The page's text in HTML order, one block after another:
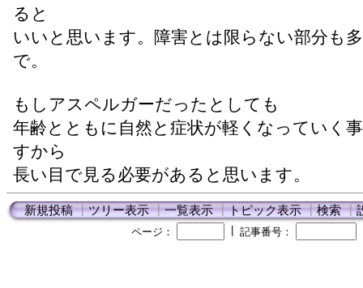
ると
いいと思います。障害とは限らない部分も
で。
もしアスペルガーだったとしても
年齢とともに自然と症状が軽くなっていく
すから
長い目で見る必要があると思います。
新規投稿┃ツリー表示┃一覧表示┃トピック表示┃検索┃
ページ： 記事番号：